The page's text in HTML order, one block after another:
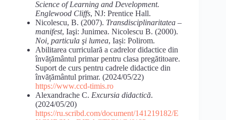
Science of Learning and Development.
Englewood Cliffs, NJ: Prentice Hall.
Nicolescu, B. (2007). Transdisciplinaritatea –
manifest, Iaşi: Junimea. Nicolescu B. (2000).
Noi, particula şi lumea, Iași: Polirom.
Abilitarea curriculară a cadrelor didactice din
învățământul primar pentru clasa pregătitoare.
Suport de curs pentru cadrele didactice din
învățământul primar. (2024/05/22)
https://www.ccd-timis.ro
Alexandrache C. Excursia didactică.
(2024/05/20)
https://ru.scribd.com/document/141219182/E